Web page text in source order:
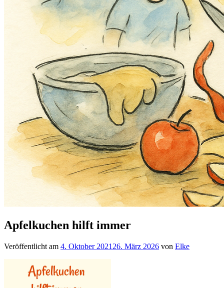
Apfelkuchen hilft immer
Veröffentlicht am 4. Oktober 2021 26. März 2026 von Elke